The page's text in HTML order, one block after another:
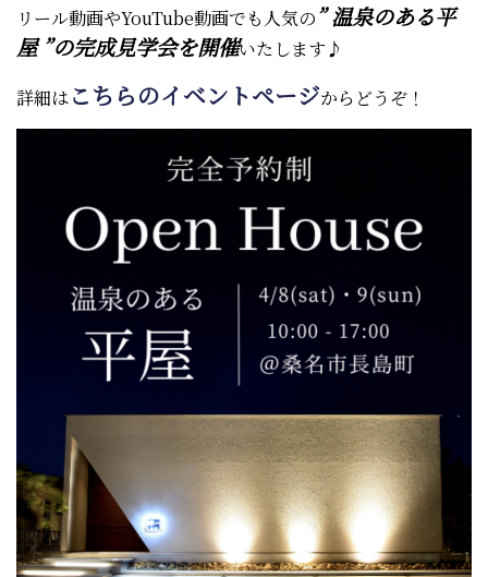
リール動画やYouTube動画でも人気の” 温泉のある平
屋 ”の完成見学会を開催いたします♪
詳細はこちらのイベントページからどうぞ！